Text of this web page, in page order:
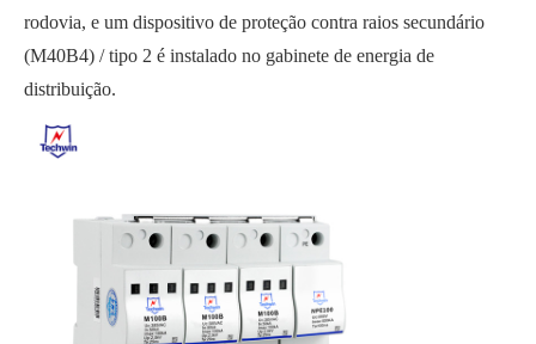
rodovia, e um dispositivo de proteção contra raios secundário
(M40B4) / tipo 2 é instalado no gabinete de energia de
distribuição.